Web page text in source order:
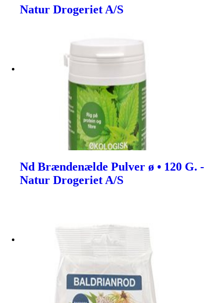
Natur Drogeriet A/S
Nd Brændenælde Pulver ø • 120 G. -
Natur Drogeriet A/S